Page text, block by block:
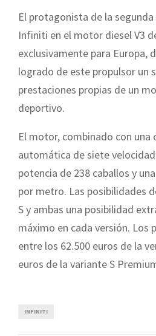
El protagonista de la
Infiniti en el motor diesel V3
exclusivamente para Europa,
logrado de este propulsor un
prestaciones propias de un
deportivo.
El motor, combinado con una
automática de siete
potencia de 238 caballos y
por metro. Las posibilidades
S y ambas una posibilidad
máximo en cada versión. Los
entre los 62.500 euros de la
euros de la variante S
INFINITI